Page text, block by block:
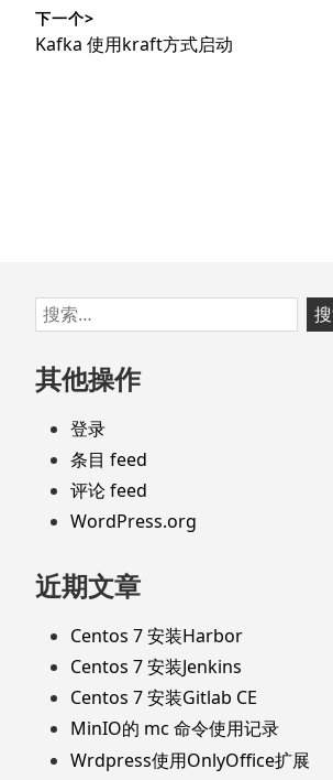
航
文
章：
下一个>
下
Kafka 使用kraft方式启动
跳
至
页
脚
搜
索：
其他操作
登录
条目 feed
评论 feed
WordPress.org
近期文章
Centos 7 安装Harbor
Centos 7 安装Jenkins
Centos 7 安装Gitlab CE
MinIO的 mc 命令使用记录
Wrdpress使用OnlyOffice扩展